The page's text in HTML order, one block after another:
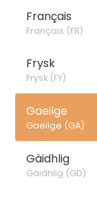
Français
Français (FR)
Frysk
Frysk(FY)
Gaeilge
Gaeilge (GA)
Gàidhlig
Gàidhlig (GD)